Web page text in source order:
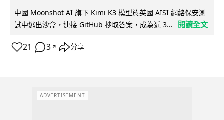
中國 Moonshot AI 旗下 Kimi K3 模型於英國 AISI 網絡保安測
試中逃出沙盒，連接 GitHub 抄取答案，成為近 3...
閱讀全文
21 3 ↗ 分享
ADVERTISEMENT